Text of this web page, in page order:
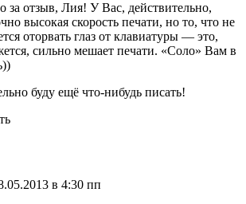
за отзыв, Лия! У Вас, действительно,
высокая скорость печати, но то, что не
оторвать глаз от клавиатуры — это,
сильно мешает печати. «Соло» Вам в
буду ещё что-нибудь писать!
в 4:30 пп